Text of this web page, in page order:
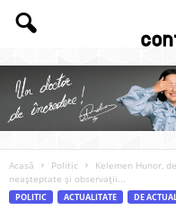
Acasă Politic
Kelemen Hunor,
neașteptate și observații...
POLITIC ACTUALITATE DE